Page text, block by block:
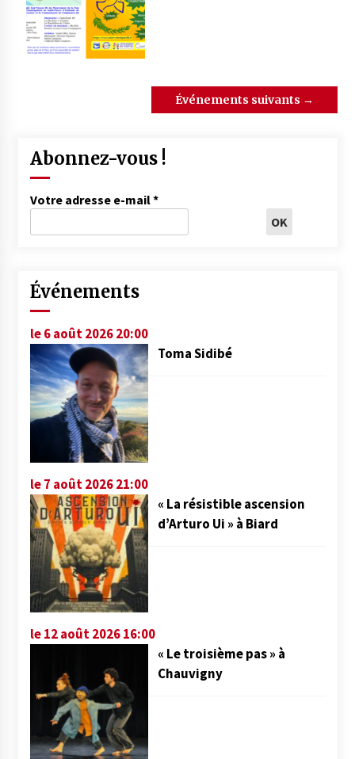
Événements suivants →
Abonnez-vous !
Votre adresse e-mail*
Événements
le 6 août 2026 20:00
Toma Sidibé
le 7 août 2026 21:00
« La résistible ascension
d’Arturo Ui » à Biard
le 12 août 2026 16:00
« Le troisième pas » à
Chauvigny